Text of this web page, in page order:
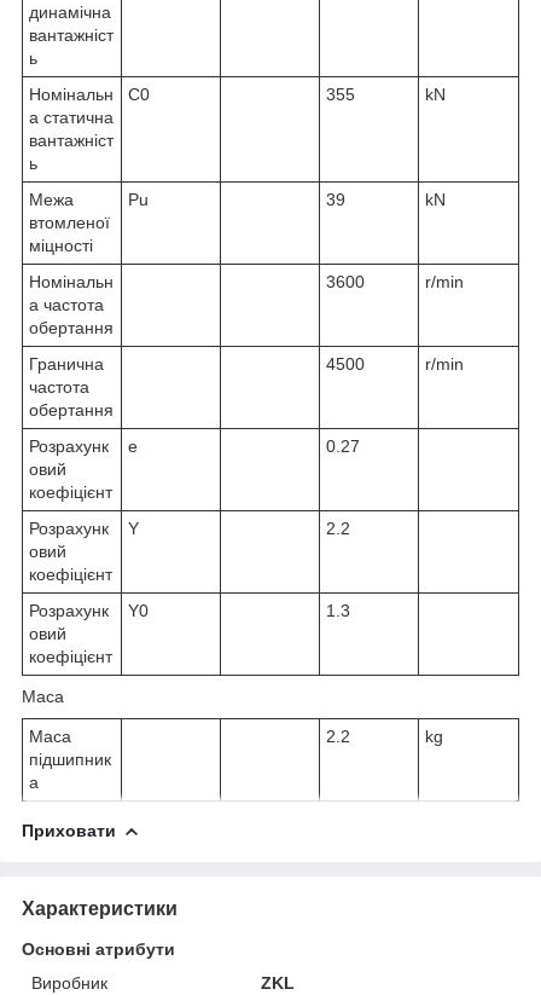
динамічна
вантажніст
ь
Номінальн
а статична
вантажніст
ь
C0 355 kN
Межа
втомленої
міцності
Pu 39 kN
Номінальн
а частота
обертання
3600 r/min
Гранична
частота
обертання
4500 r/min
Розрахунк
овий
коефіцієнт
e 0.27
Розрахунк
овий
коефіцієнт
Y 2.2
Розрахунк
овий
коефіцієнт
Y0 1.3
Маса
Маса
підшипник
а
2.2 kg
Приховати
Характеристики
Основні атрибути
Виробник
ZKL